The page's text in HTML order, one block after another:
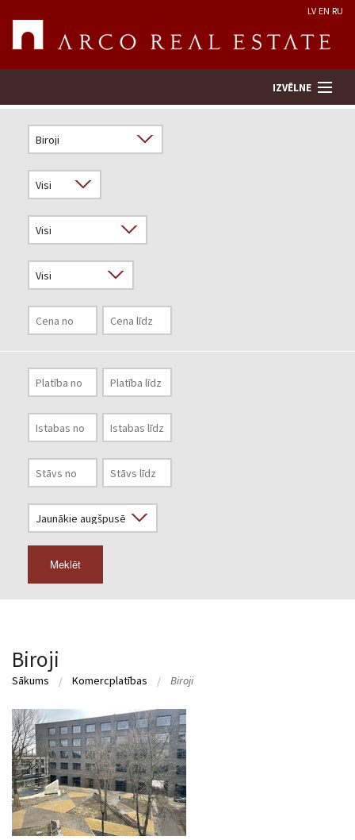
LV EN RU
IZVĒLNE
Novērtēt īpašumu
Uzņēmums
Pakalpojumi
Kontakti
Meklēt
Biroji
Sākums Komercplatības Biroji